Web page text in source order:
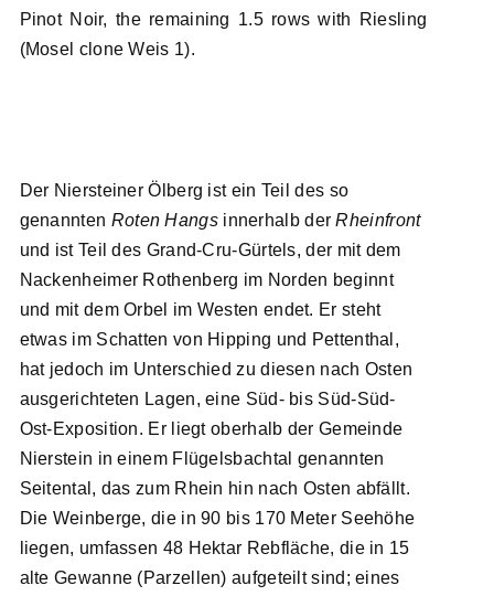
Pinot Noir, the remaining 1.5 rows with Riesling
(Mosel clone Weis 1).
Der Niersteiner Ölberg ist ein Teil des so
genannten Roten Hangsinnerhalb derRheinfront
und ist Teil des Grand-Cru-Gürtels, der mit dem
Nackenheimer Rothenberg im Norden beginnt
und mit dem Orbel im Westen endet. Er steht
etwas im Schatten von Hipping und Pettenthal,
hat jedoch im Unterschied zu diesen nach Osten
ausgerichteten Lagen, eine Süd- bis Süd-Süd-
Ost-Exposition. Er liegt oberhalb der Gemeinde
Nierstein in einem Flügelsbachtal genannten
Seitental, das zum Rhein hin nach Osten abfällt.
Die Weinberge, die in 90 bis 170 Meter Seehöhe
liegen, umfassen 48 Hektar Rebfläche, die in 15
alte Gewanne (Parzellen) aufgeteilt sind; eines